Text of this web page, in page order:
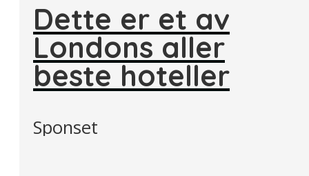
Dette er et av
Londons aller
beste hoteller
Sponset